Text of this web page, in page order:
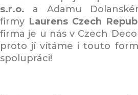
s.r.o. a Adamu
firmy Laurens Czech
firma je u nás v Czech
proto jí vítáme i touto
spolupráci!